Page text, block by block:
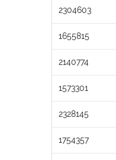
2304603
1655815
2140774
1573301
2328145
1754357